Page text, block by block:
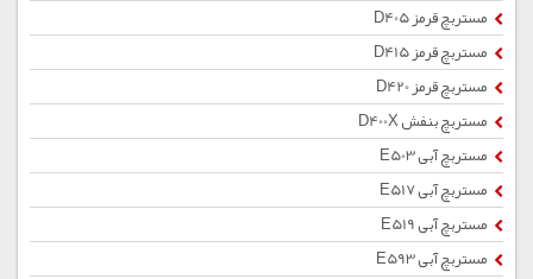
مستربچ قرمز D405
مستربچ قرمز D415
مستربچ قرمز D420
مستربچ بنفش D400X
مستربچ آبی E503
مستربچ آبی E517
مستربچ آبی E519
مستربچ آبی E593